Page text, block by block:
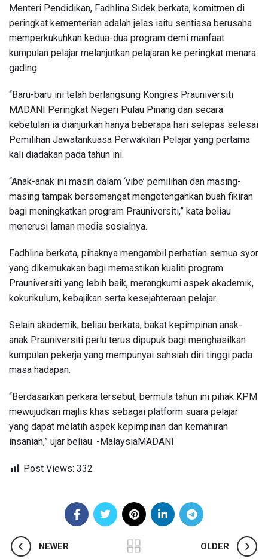
Menteri Pendidikan, Fadhlina Sidek berkata, komitmen di
peringkat kementerian adalah jelas iaitu sentiasa berusaha
memperkukuhkan kedua-dua program demi manfaat
kumpulan pelajar melanjutkan pelajaran ke peringkat menara
gading.
“Baru-baru ini telah berlangsung Kongres Prauniversiti
MADANI Peringkat Negeri Pulau Pinang dan secara
kebetulan ia dianjurkan hanya beberapa hari selepas selesai
Pemilihan Jawatankuasa Perwakilan Pelajar yang pertama
kali diadakan pada tahun ini.
“Anak-anak ini masih dalam ‘vibe’ pemilihan dan masing-
masing tampak bersemangat mengetengahkan buah fikiran
bagi meningkatkan program Prauniversiti,” kata beliau
menerusi laman media sosialnya.
Fadhlina berkata, pihaknya mengambil perhatian semua syor
yang dikemukakan bagi memastikan kualiti program
Prauniversiti yang lebih baik, merangkumi aspek akademik,
kokurikulum, kebajikan serta kesejahteraan pelajar.
Selain akademik, beliau berkata, bakat kepimpinan anak-
anak Prauniversiti perlu terus dipupuk bagi menghasilkan
kumpulan pekerja yang mempunyai sahsiah diri tinggi pada
masa hadapan.
“Berdasarkan perkara tersebut, bermula tahun ini pihak KPM
mewujudkan majlis khas sebagai platform suara pelajar
yang dapat melatih aspek kepimpinan dan kemahiran
insaniah,” ujar beliau. -MalaysiaMADANI
Post Views: 332
NEWER OLDER